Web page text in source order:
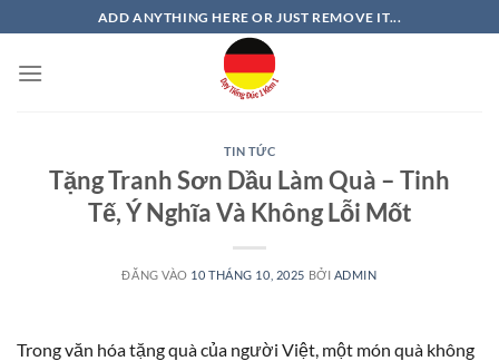
qua
nội
ADD ANYTHING HERE OR JUST REMOVE IT...
TIN TỨC
Tặng Tranh Sơn Dầu Làm Quà – Tinh
Tế, Ý Nghĩa Và Không Lỗi Mốt
ĐĂNG VÀO 10 THÁNG 10, 2025 BỞI ADMIN
Trong văn hóa tặng quà của người Việt, một món quà không